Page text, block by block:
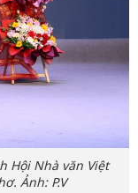
Hội Nhà văn Việt
Ảnh: P.V